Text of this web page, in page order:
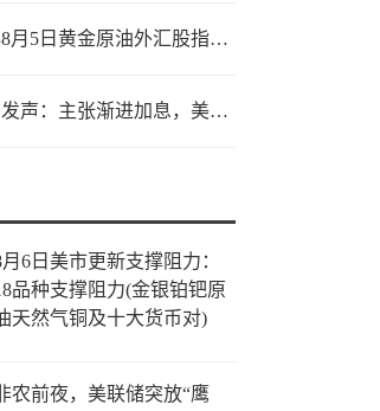
一张图：2026年8月5日黄金原油外汇股指“枢纽点+多空持仓信号”一览
美联储卡什卡利发声：主张渐进加息，美联储内部政策分歧
6日美市更新支撑阻力：
品种支撑阻力(金银铂钯原
天然气铜及十大货币对)
农前夜，美联储突放“鹰